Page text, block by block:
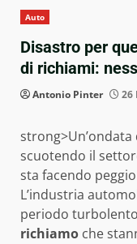
Auto
Disastro per
di richiami:
Antonio Pinter 26
scuotendo il
sta facendo
L’industria
periodo
richiamo che